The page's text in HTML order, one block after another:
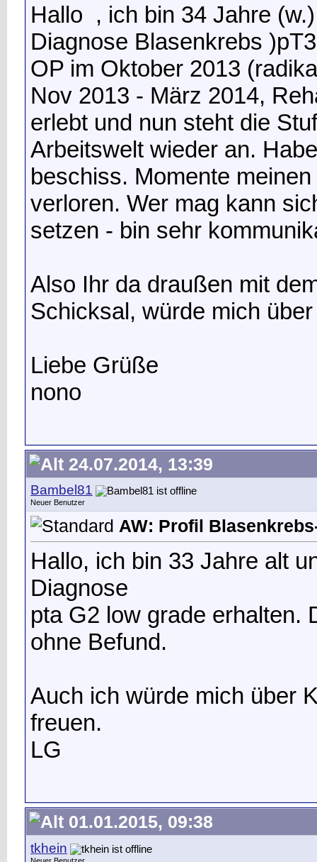
Hallo , ich bin 34 Jahre
Diagnose Blasenkrebs
OP im Oktober 2013
Nov 2013 - März 2014,
erlebt und nun steht die
Arbeitswelt wieder an.
beschiss. Momente
verloren. Wer mag kann
setzen - bin sehr
Also Ihr da draußen mit
Schicksal, würde mich
Liebe Grüße
nono
24.07.2014, 13:39
Bambel81
Neuer Benutzer
AW: Profil
Hallo, ich bin 33 Jahre alt
Diagnose
pta G2 low grade erhalten.
ohne Befund.
Auch ich würde mich über
freuen.
LG
01.01.2015, 09:38
tkhein